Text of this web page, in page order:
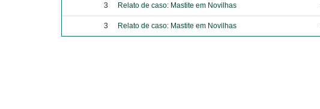
3 Relato de caso: Mastite em Novilhas
3 Relato de caso: Mastite em Novilhas